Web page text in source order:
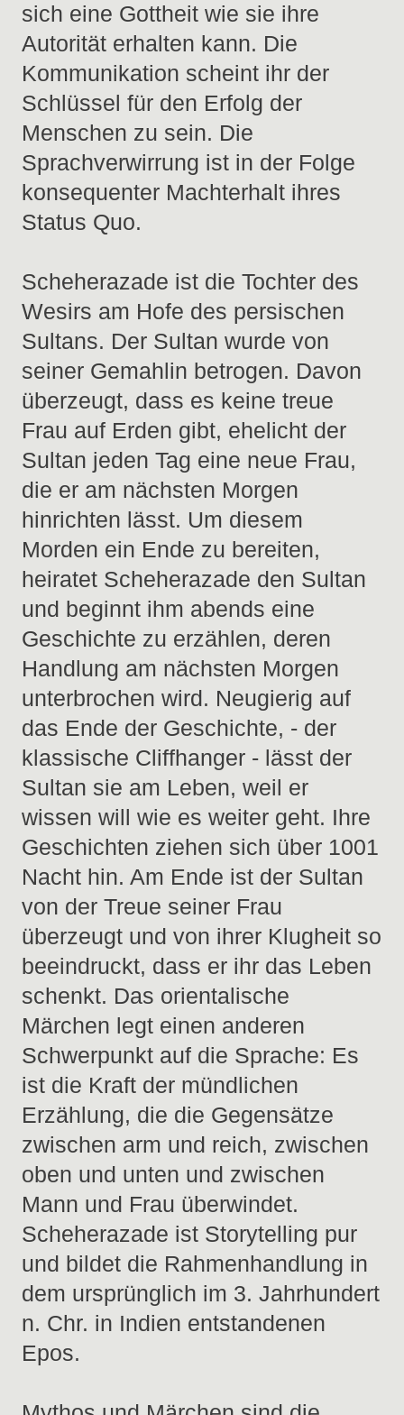
sich eine Gottheit wie sie ihre
Autorität erhalten kann. Die
Kommunikation scheint ihr der
Schlüssel für den Erfolg der
Menschen zu sein. Die
Sprachverwirrung ist in der Folge
konsequenter Machterhalt ihres
Status Quo.
Scheherazade ist die Tochter des
Wesirs am Hofe des persischen
Sultans. Der Sultan wurde von
seiner Gemahlin betrogen. Davon
überzeugt, dass es keine treue
Frau auf Erden gibt, ehelicht der
Sultan jeden Tag eine neue Frau,
die er am nächsten Morgen
hinrichten lässt. Um diesem
Morden ein Ende zu bereiten,
heiratet Scheherazade den Sultan
und beginnt ihm abends eine
Geschichte zu erzählen, deren
Handlung am nächsten Morgen
unterbrochen wird. Neugierig auf
das Ende der Geschichte, - der
klassische Cliffhanger - lässt der
Sultan sie am Leben, weil er
wissen will wie es weiter geht. Ihre
Geschichten ziehen sich über 1001
Nacht hin. Am Ende ist der Sultan
von der Treue seiner Frau
überzeugt und von ihrer Klugheit so
beeindruckt, dass er ihr das Leben
schenkt. Das orientalische
Märchen legt einen anderen
Schwerpunkt auf die Sprache: Es
ist die Kraft der mündlichen
Erzählung, die die Gegensätze
zwischen arm und reich, zwischen
oben und unten und zwischen
Mann und Frau überwindet.
Scheherazade ist Storytelling pur
und bildet die Rahmenhandlung in
dem ursprünglich im 3. Jahrhundert
n. Chr. in Indien entstandenen
Epos.